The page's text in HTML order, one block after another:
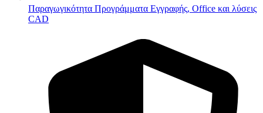
Παραγωγικότητα Προγράμματα Εγγραφής, Office και λύσεις
CAD